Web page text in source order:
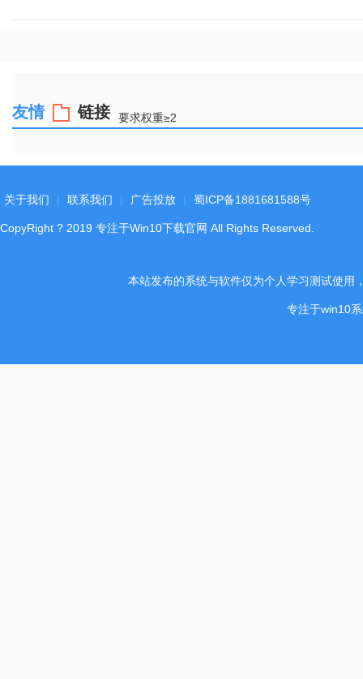
友情 链接 要求权重≥2
关于我们 联系我们 广告投放 蜀ICP备1881681588号
CopyRight ? 2019 专注于Win10下载官网 All Rights Reserved.
本站发布的系统与软件仅为个人学习测试使用
专注于win10